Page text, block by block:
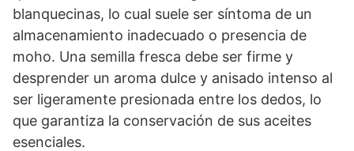
blanquecinas, lo cual suele ser síntoma de un
almacenamiento inadecuado o presencia de
moho. Una semilla fresca debe ser firme y
desprender un aroma dulce y anisado intenso al
ser ligeramente presionada entre los dedos, lo
que garantiza la conservación de sus aceites
esenciales.